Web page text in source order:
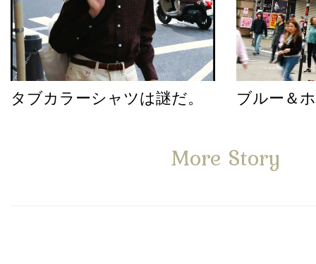
タブカラーシャツは謎だ。 ブルー＆
More Story